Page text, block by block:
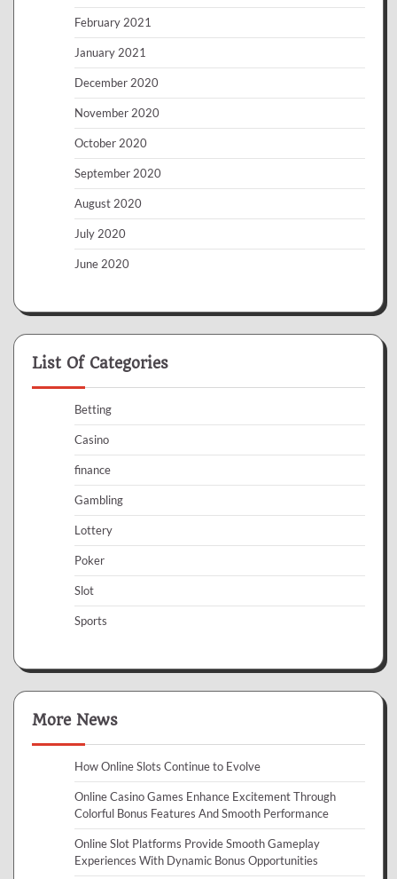
February 2021
January 2021
December 2020
November 2020
October 2020
September 2020
August 2020
July 2020
June 2020
List Of Categories
Betting
Casino
finance
Gambling
Lottery
Poker
Slot
Sports
More News
How Online Slots Continue to Evolve
Online Casino Games Enhance Excitement Through
Colorful Bonus Features And Smooth Performance
Online Slot Platforms Provide Smooth Gameplay
Experiences With Dynamic Bonus Opportunities